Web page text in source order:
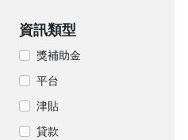
資訊類型
獎補助金
平台
津貼
貸款